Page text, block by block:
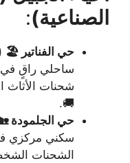
الصناعية):
حي الفناتير 🏖️
ساحلي راقٍ في
شحنات الأثاث
🚚.
حي الجلمودة
سكني مركزي
الشحنات